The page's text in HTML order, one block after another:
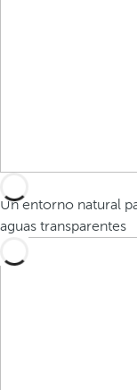
Un entorno natural
aguas transparentes